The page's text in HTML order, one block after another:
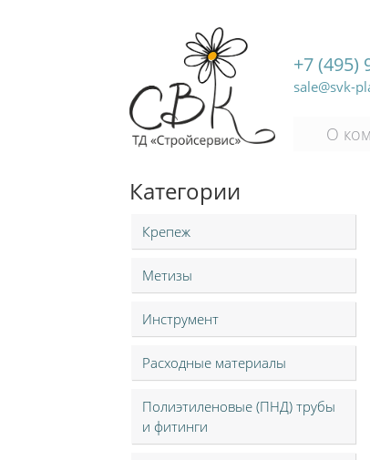
+7 (495)
sale@svk-
О
Категории
Крепеж
Метизы
Инструмент
Расходные материалы
Полиэтиленовые (ПНД) трубы
и фитинги